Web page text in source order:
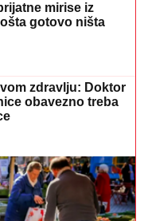
mirise iz
gotovo ništa
zdravlju: Doktor
obavezno treba